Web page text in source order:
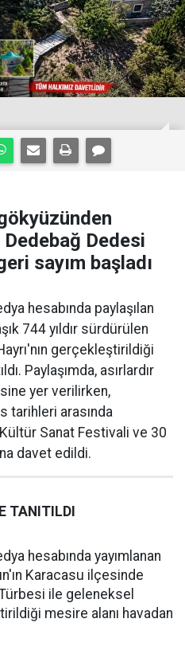
Dedebağ Dedesi
sayım başladı
hesabında paylaşılan
744 yıldır sürdürülen
gerçekleştirildiği
Paylaşımda, asırlardır
yer verilirken,
tarihleri arasında
Sanat Festivali ve 30
davet edildi.
TANITILDI
hesabında yayımlanan
Karacasu ilçesinde
ile geleneksel
mesire alanı havadan